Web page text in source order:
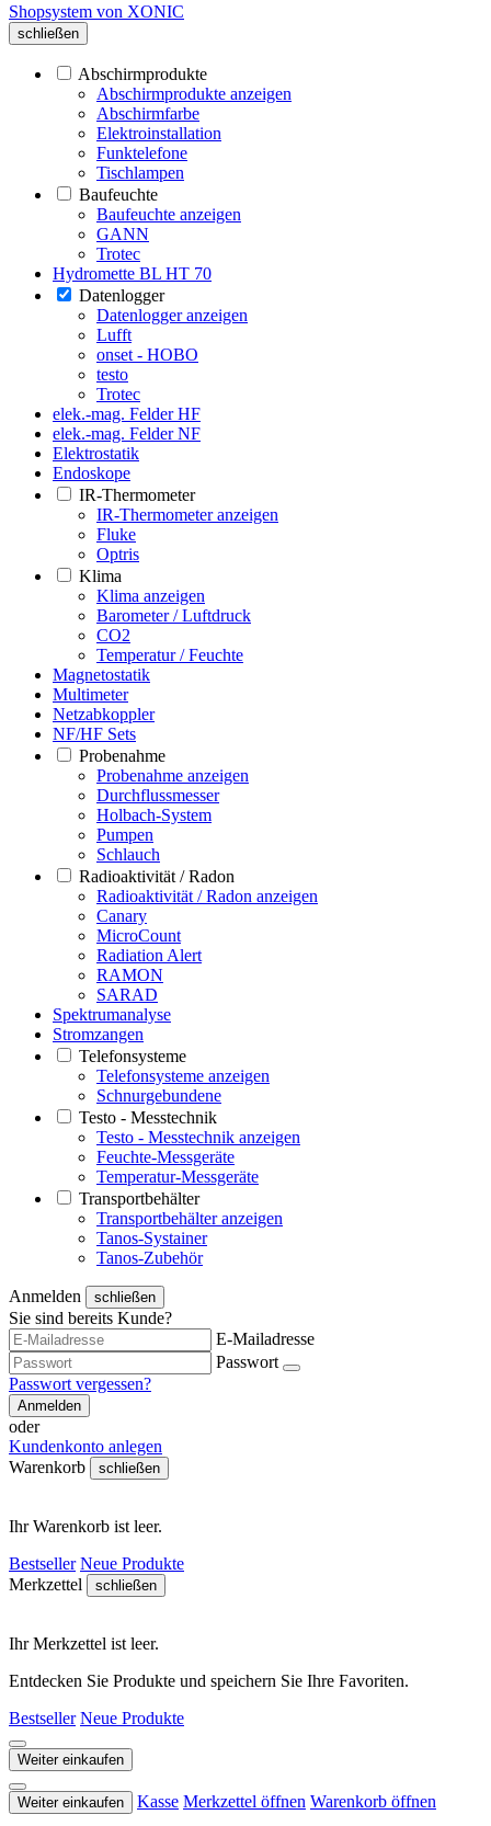
Shopsystem von XONIC
schließen
Abschirmprodukte
Abschirmprodukte anzeigen
Abschirmfarbe
Elektroinstallation
Funktelefone
Tischlampen
Baufeuchte
Baufeuchte anzeigen
GANN
Trotec
Hydromette BL HT 70
Datenlogger
Datenlogger anzeigen
Lufft
onset - HOBO
testo
Trotec
elek.-mag. Felder HF
elek.-mag. Felder NF
Elektrostatik
Endoskope
IR-Thermometer
IR-Thermometer anzeigen
Fluke
Optris
Klima
Klima anzeigen
Barometer / Luftdruck
CO2
Temperatur / Feuchte
Magnetostatik
Multimeter
Netzabkoppler
NF/HF Sets
Probenahme
Probenahme anzeigen
Durchflussmesser
Holbach-System
Pumpen
Schlauch
Radioaktivität / Radon
Radioaktivität / Radon anzeigen
Canary
MicroCount
Radiation Alert
RAMON
SARAD
Spektrumanalyse
Stromzangen
Telefonsysteme
Telefonsysteme anzeigen
Schnurgebundene
Testo - Messtechnik
Testo - Messtechnik anzeigen
Feuchte-Messgeräte
Temperatur-Messgeräte
Transportbehälter
Transportbehälter anzeigen
Tanos-Systainer
Tanos-Zubehör
Anmelden schließen
Sie sind bereits Kunde?
E-Mailadresse
Passwort
Passwort vergessen?
Anmelden
oder
Kundenkonto anlegen
Warenkorb
schließen
Ihr Warenkorb ist leer.
Bestseller Neue Produkte
Merkzettel
schließen
Ihr Merkzettel ist leer.
Entdecken Sie Produkte und speichern Sie Ihre Favoriten.
Bestseller Neue Produkte
Weiter einkaufen
Weiter einkaufen Kasse Merkzettel öffnen Warenkorb öffnen